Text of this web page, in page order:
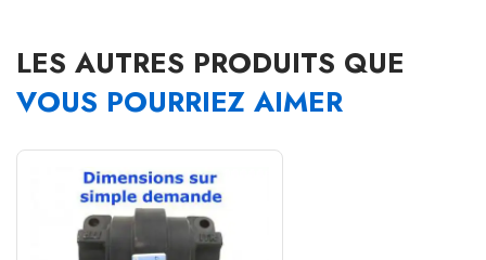
LES AUTRES PRODUITS QUE
VOUS POURRIEZ AIMER